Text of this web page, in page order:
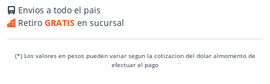
Envios a todo el pais
Retiro GRATIS en sucursal
(*) Los valores en pesos pueden variar segun la cotizacion del dolar almomento de
efectuar el pago